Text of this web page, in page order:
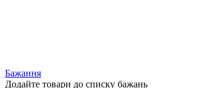
Бажання
Додайте товари до списку бажань